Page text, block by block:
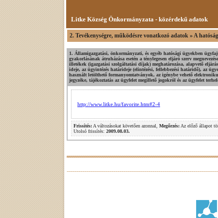
Litke Község Önkormányzata - közérdekű adatok
2. Tevékenységre, működésre vonatkozó adatok » A
1. Államigazgatási, önkormányzati, és egyéb hatósági ügyekben
gyakorlásának átruházása esetén a ténylegesen eljáró szerv
illetékek (igazgatási szolgáltatási díjak) meghatározása, alapvető
ideje, az ügyintézés határideje (elintézési, fellebbezési határidő), az
használt letölthető formanyomtatványok, az igénybe vehető
jegyzéke, tájékoztatás az ügyfelet megillető jogokról és az ügyfelet
http://www.litke.hu/favorite.htm#2-4
Frissítés: A változásokat követően azonnal, Megőrzés: Az előző állapot
Utolsó frissítés: 2009.08.03.